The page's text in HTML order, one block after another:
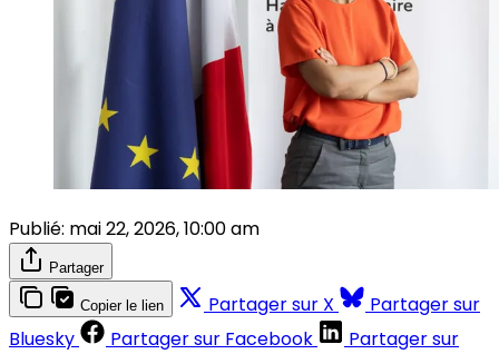
Publié: mai 22, 2026, 10:00 am
Partager
Copier le lien Partager sur X
Partager sur
Bluesky
Partager sur Facebook
Partager sur